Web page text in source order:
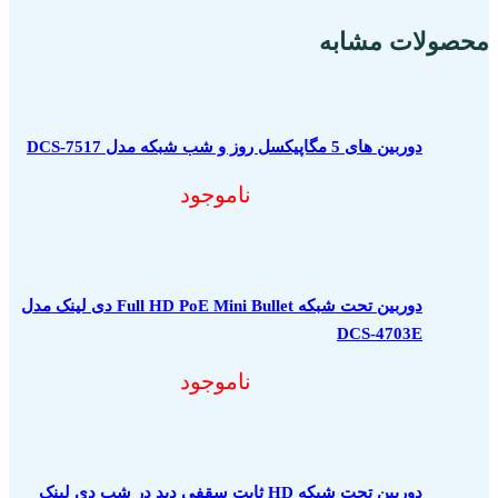
محصولات مشابه
دوربین های 5 مگاپیکسل روز و شب شبکه مدل DCS-7517
ناموجود
دوربین تحت شبکه Full HD PoE Mini Bullet دی لینک مدل
DCS-4703E
ناموجود
دوربین تحت شبکه HD ثابت سقفی دید در شب دی لینک